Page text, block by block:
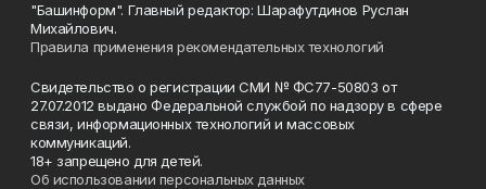
"Башинформ". Главный редактор: Шарафутдинов Руслан
Михайлович.
Правила применения рекомендательных технологий
Свидетельство о регистрации СМИ № ФС77-50803 от
27.07.2012 выдано Федеральной службой по надзору в сфере
связи, информационных технологий и массовых
коммуникаций.
18+ запрещено для детей.
Об использовании персональных данных